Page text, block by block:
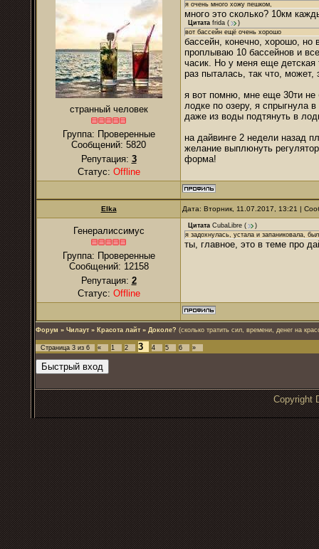
странный человек
Группа: Проверенные
Сообщений: 5820
Репутация: 3
Статус: Offline
я очень много хожу пешком,
много это сколько? 10км
Цитата frida (
)
вот бассейн ещё очень хорошо
бассейн, конечно, хорошо, но
проплываю 10 бассейнов и
часик. Но у меня еще детская
раз пыталась, так что,
я вот помню, мне еще 30ти не
лодке по озеру, я спрыгнула
даже из воды подтянуть в
на дайвинге 2 недели назад
желание выплюнуть
форма!
Elka Дата: Вторник, 11.07.2017, 13:21 |
Генералиссимус
Группа: Проверенные
Сообщений: 12158
Репутация: 2
Статус: Offline
Цитата CubaLibre (
)
я задохнулась, устала и запаниковала,
ты, главное, это в теме про
Форум » Чилаут » Красота лайт » Доколе? (сколько тратить сил, времени, денег на
Страница 3 из 6 « 1 2 3 4 5 6 »
Copyright